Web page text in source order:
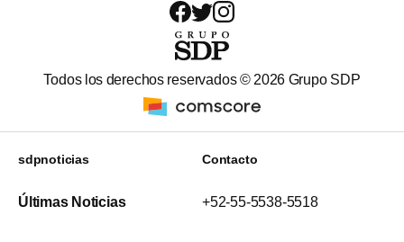
Todos los derechos reservados © 2026 Grupo SDP
sdpnoticias
Últimas Noticias
Contacto
+52-55-5538-5518